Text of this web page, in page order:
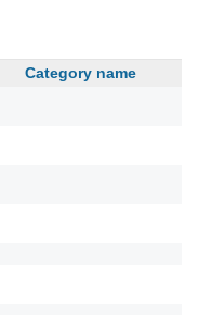
Category name